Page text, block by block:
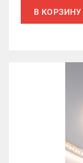
В КОРЗИНУ